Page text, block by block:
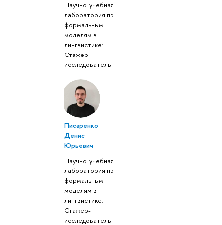
Научно-учебная
лаборатория по
формальным
моделям в
лингвистике:
Стажер-
исследователь
Писаренко
Денис
Юрьевич
Научно-учебная
лаборатория по
формальным
моделям в
лингвистике:
Стажер-
исследователь